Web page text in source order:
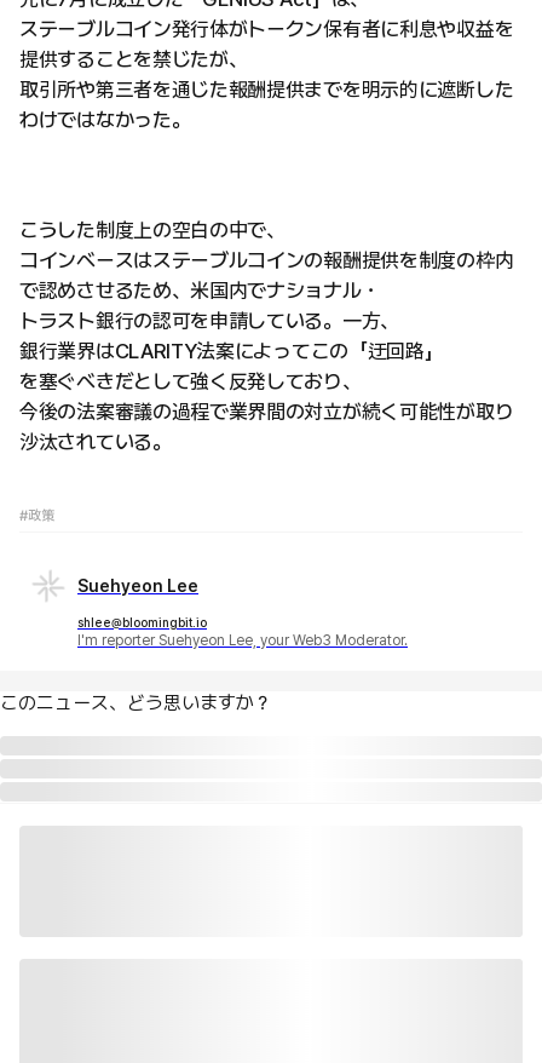
ステーブルコイン発行体がトークン保有者に利息や収益を
提供することを禁じたが、
取引所や第三者を通じた報酬提供までを明示的に遮断した
わけではなかった。
こうした制度上の空白の中で、
コインベースはステーブルコインの報酬提供を制度の枠内
で認めさせるため、米国内でナショナル・
トラスト銀行の認可を申請している。一方、
銀行業界はCLARITY法案によってこの「迂回路」
を塞ぐべきだとして強く反発しており、
今後の法案審議の過程で業界間の対立が続く可能性が取り
沙汰されている。
#政策
Suehyeon Lee
shlee@bloomingbit.io
I'm reporter Suehyeon Lee, your Web3 Moderator.
このニュース、どう思いますか？